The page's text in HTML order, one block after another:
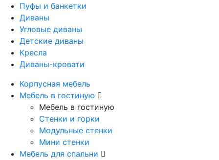
Пуфы и банкетки
Диваны
Угловые диваны
Детские диваны
Кресла
Диваны-кровати
Корпусная мебель
Мебель в гостиную
Мебель в гостиную
Стенки и горки
Модульные стенки
Мини стенки
Мебель для спальни